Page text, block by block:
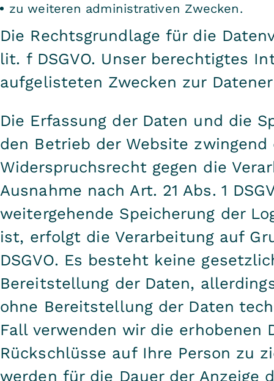
zu weiteren administrativen Zwecken.
Die Rechtsgrundlage für die
lit. f DSGVO. Unser berechtigtes
aufgelisteten Zwecken zur
Die Erfassung der Daten und die
den Betrieb der Website
Widerspruchsrecht gegen die
Ausnahme nach Art. 21 Abs. 1
weitergehende Speicherung der
ist, erfolgt die Verarbeitung auf
DSGVO. Es besteht keine
Bereitstellung der Daten,
ohne Bereitstellung der Daten
Fall verwenden wir die erhobenen
Rückschlüsse auf Ihre Person zu
werden für die Dauer der Anzeige